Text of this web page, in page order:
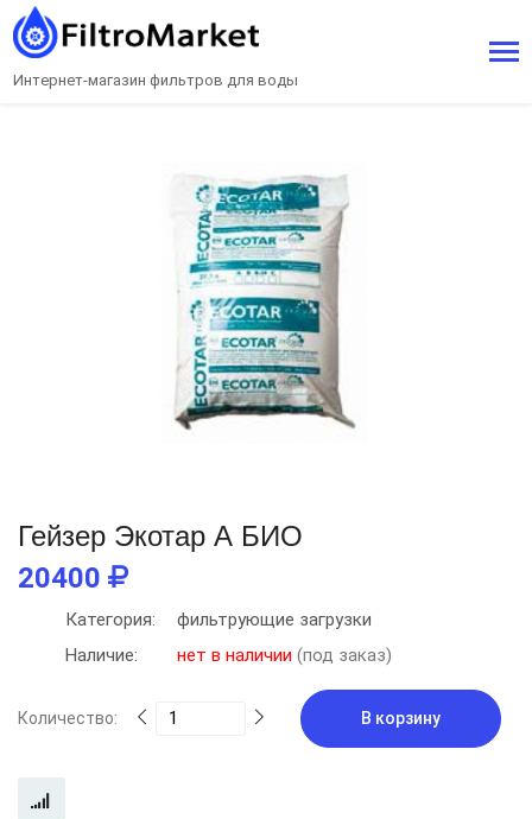
Интернет-магазин фильтров для воды
Гейзер Экотар А БИО
20400
Категория:
фильтрующие загрузки
Наличие:
нет в наличии (под заказ)
Количество: В корзину